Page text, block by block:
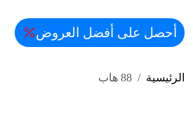
أحصل على أفضل العروض
الرئيسية 88 هاب